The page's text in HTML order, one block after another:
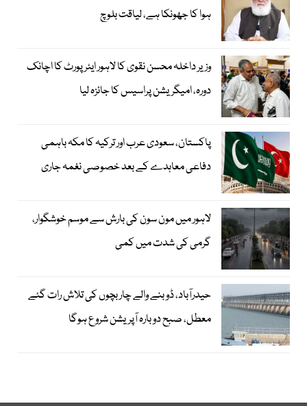
ہوا کا جھونکا ہے، لیاقت بلوچ
وزیر داخلہ محسن نقوی کا لاہور ایئر پورٹ کا اچانک
دورہ، امیگریشن پراسیس کا جائزہ لیا
پاکستان، سعودی عرب اور ترکیہ کا مکہ باہمی
دفاعی معاہدے کے بعد خصوصی نغمہ جاری
لاہور میں مون سون کی بارش سے موسم خوشگوار،
گرمی کی شدت میں کمی
حیدرآباد، ڈوبنے والے چار بچوں کی تلاش رات گئے
معطل، صبح دوبارہ آپریشن شروع ہوگا